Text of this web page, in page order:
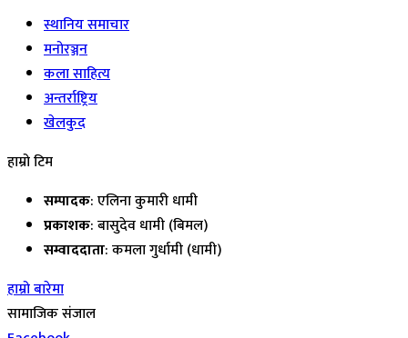
स्थानिय समाचार
मनोरञ्जन
कला साहित्य
अन्तर्राष्ट्रिय
खेलकुद
हाम्रो टिम
सम्पादक: एलिना कुमारी धामी
प्रकाशक: बासुदेव धामी (बिमल)
सम्वाददाता: कमला गुर्धामी (धामी)
हाम्रो बारेमा
सामाजिक संजाल